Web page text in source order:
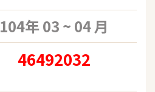
104年 03 ~ 04 月
46492032